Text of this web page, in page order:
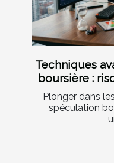
Techniques
boursière :
Plonger dans
spéculation